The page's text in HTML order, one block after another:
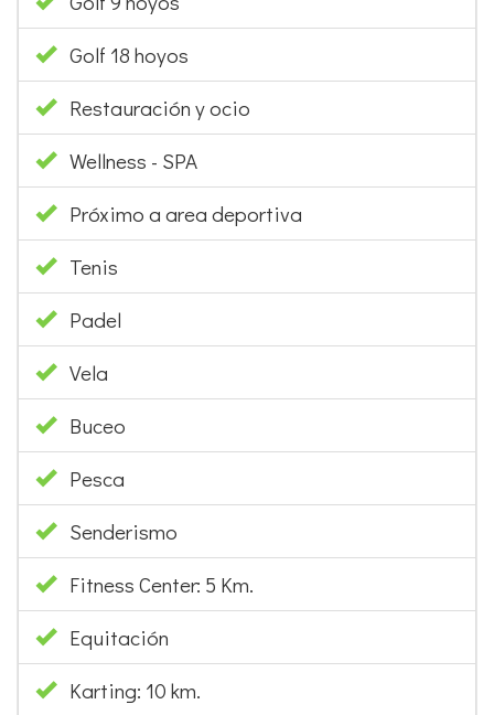
Golf 18 hoyos
Restauración y ocio
Wellness - SPA
Próximo a area deportiva
Tenis
Padel
Vela
Buceo
Pesca
Senderismo
Fitness Center: 5 Km.
Equitación
Karting: 10 km.